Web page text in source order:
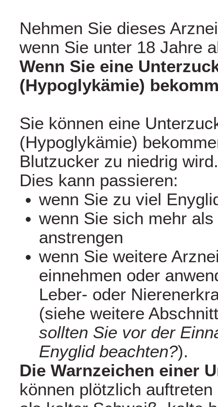
Nehmen Sie dieses
wenn Sie unter 18 Jahre
Wenn Sie eine
(Hypoglykämie)
Sie können eine
(Hypoglykämie)
Blutzucker zu niedrig wird.
Dies kann passieren:
wenn Sie zu viel
wenn Sie sich mehr
anstrengen
wenn Sie weitere
einnehmen oder
Leber- oder
(siehe weitere
sollten Sie vor der
Enyglid beachten?).
Die Warnzeichen einer
können plötzlich